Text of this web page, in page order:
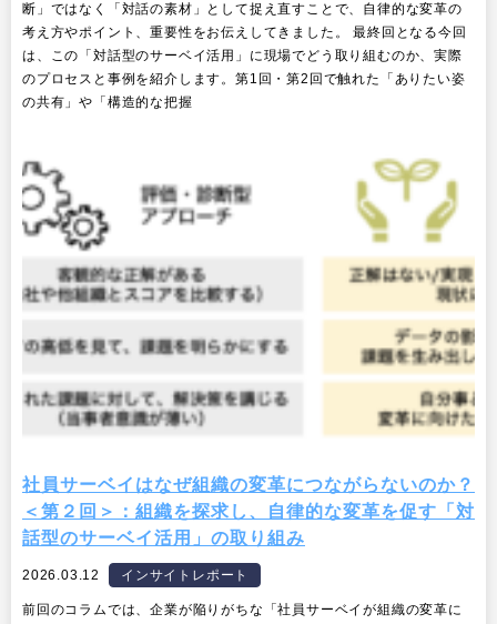
断」ではなく「対話の素材」として捉え直すことで、自律的な変革の
考え方やポイント、重要性をお伝えしてきました。 最終回となる今回
は、この「対話型のサーベイ活用」に現場でどう取り組むのか、実際
のプロセスと事例を紹介します。第1回・第2回で触れた「ありたい姿
の共有」や「構造的な把握
社員サーベイはなぜ組織の変革につながらないのか？
＜第２回＞：組織を探求し、自律的な変革を促す「対
話型のサーベイ活用」の取り組み
2026.03.12 インサイトレポート
前回のコラムでは、企業が陥りがちな「社員サーベイが組織の変革に